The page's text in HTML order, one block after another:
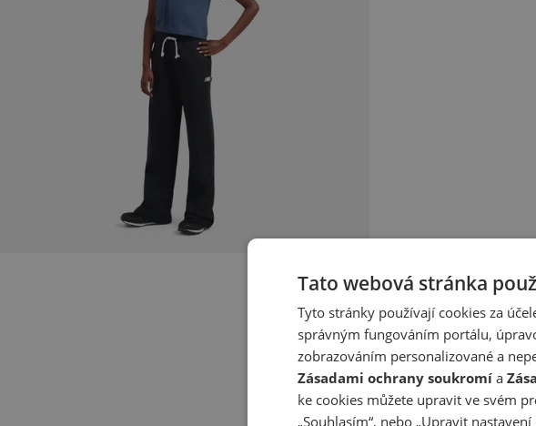
Tato webová stránka
Tyto stránky používají cookies za
správným fungováním portálu,
zobrazováním personalizované a
Zásadami ochrany soukromí a
ke cookies můžete upravit ve svém
„Souhlasím“, nebo „Upravit nastavení